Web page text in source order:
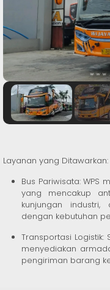
Layanan yang Ditawarkan:
Bus Pariwisata: WPS
yang mencakup
kunjungan
dengan kebutuhan
Transportasi Logistik:
menyediakan
pengiriman barang